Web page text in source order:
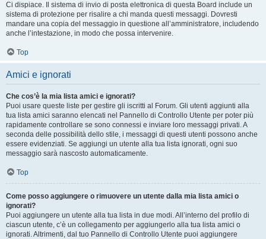
Ci dispiace. Il sistema di invio di posta elettronica di questa Board include un
sistema di protezione per risalire a chi manda questi messaggi. Dovresti
mandare una copia del messaggio in questione all’amministratore, includendo
anche l’intestazione, in modo che possa intervenire.
Top
Amici e ignorati
Che cos’è la mia lista amici e ignorati?
Puoi usare queste liste per gestire gli iscritti al Forum. Gli utenti aggiunti alla
tua lista amici saranno elencati nel Pannello di Controllo Utente per poter più
rapidamente controllare se sono connessi e inviare loro messaggi privati. A
seconda delle possibilità dello stile, i messaggi di questi utenti possono anche
essere evidenziati. Se aggiungi un utente alla tua lista ignorati, ogni suo
messaggio sarà nascosto automaticamente.
Top
Come posso aggiungere o rimuovere un utente dalla mia lista amici o
ignorati?
Puoi aggiungere un utente alla tua lista in due modi. All’interno del profilo di
ciascun utente, c’è un collegamento per aggiungerlo alla tua lista amici o
ignorati. Altrimenti, dal tuo Pannello di Controllo Utente puoi aggiungere